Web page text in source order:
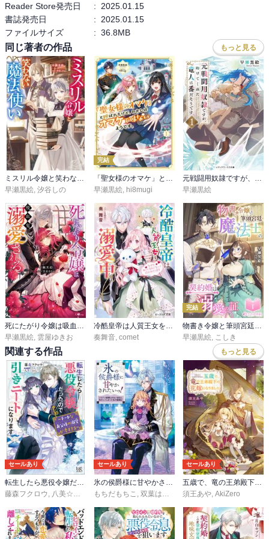
Reader Store発売日
:
2025.01.15
書誌発売日
:
2025.01.15
ファイルサイズ
: 36.8MB
同じ著者の作品 もっと見る
ミスリル令嬢と笑わない魔法使い
早瀬黒絵, 汐谷しの
完結
「聖女様のオマケ」と呼ばれたけど、わたしはオマケではないようです。
早瀬黒絵, hi8mugi
元戦闘用奴隷ですが、助けてくれた竜人は番だそうです。
早瀬黒絵
早瀬黒絵 雲屋ゆきお
奏舞音 comet
完結
早瀬黒絵
こしき
関連する作品 もっと見る
セールあり
転生したら悪役令嬢だったので引きニートになります
藤森フクロウ, 八美☆わん
セールあり
氷の侯爵様に甘やかされたいっ！
もちだもちこ , 双葉はづき
セールあり
五歳で、竜の王弟殿下の花嫁になりました
須王あや, AkiZero